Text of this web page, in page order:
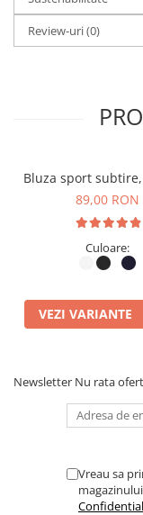
mai potrivit
Versatilitate &
cât și pentru
Se combină ușor
echipamente
Prietenos cu
✅Material
✅Potrivit pentru
garderoba ta!
Review-uri(0)
Bluza sport
89,00 RON
Culoare:
VEZI VARIANTE
Newsletter Nu rata
Vreau sa